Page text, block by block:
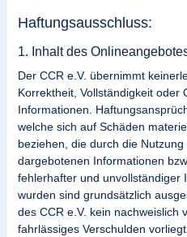
Haftungsausschluss:
1. Inhalt des
Der CCR e.V. übernimmt
Korrektheit, Vollständigkeit oder
Informationen.
welche sich auf Schäden
beziehen, die durch die
dargebotenen Informationen
fehlerhafter und unvollständiger
wurden sind grundsätzlich
des CCR e.V. kein nachweislich
fahrlässiges Verschulden